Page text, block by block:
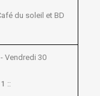
du soleil et BD
Vendredi 30
::